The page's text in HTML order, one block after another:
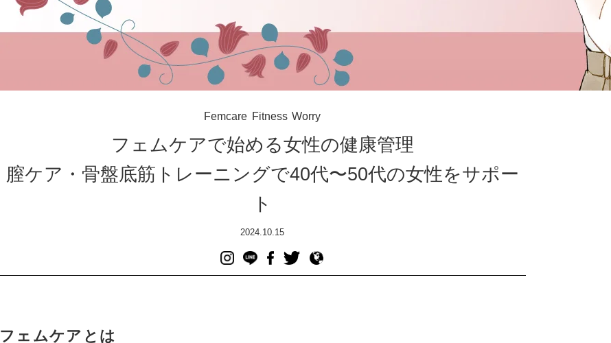
Femcare Fitness Worry
フェムケアで始める女性の健康管理
膣ケア・骨盤底筋トレーニングで40代〜50代の女性をサポー
ト
2024.10.15
フェムケアとは